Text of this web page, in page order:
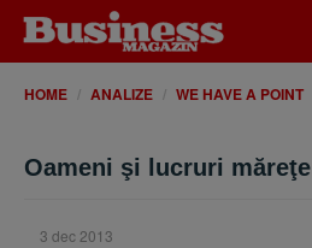
HOME ANALIZE WE HAVE A POINT
Oameni şi lucruri măreţe
3 dec 2013